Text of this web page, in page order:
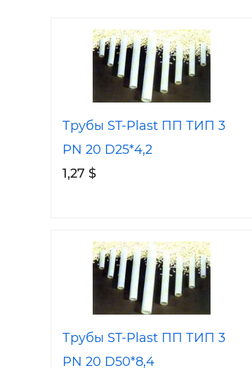
Трубы ST-Plast ПП ТИП 3
PN 20 D25*4,2
1,27 $
Трубы ST-Plast ПП ТИП 3
PN 20 D50*8,4